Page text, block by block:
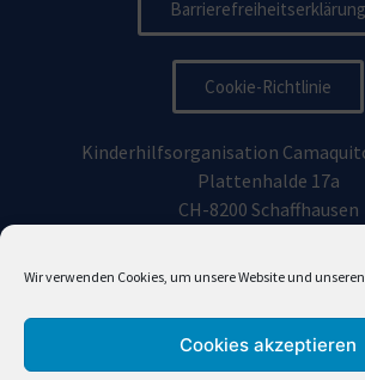
Wir verwenden Cookies, um unsere Website und
Cookies akzeptieren
Barrierefreiheitserklärung
Cookie-Richtlinie
Kinderhilfsorganisation
Plattenhalde 17a
CH-8200 Schaffhausen
München